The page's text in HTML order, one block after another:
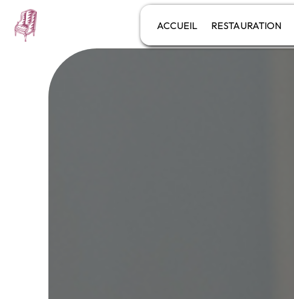
ACCUEIL RESTAURATION
Panneau de gestion des cookies